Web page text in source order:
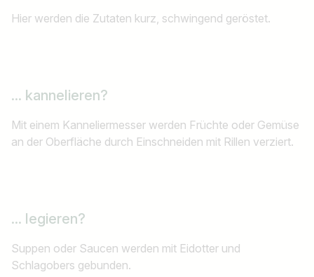
Hier werden die Zutaten kurz, schwingend geröstet.
... kannelieren?
Mit einem Kanneliermesser werden Früchte oder Gemüse
an der Oberfläche durch Einschneiden mit Rillen verziert.
... legieren?
Suppen oder Saucen werden mit Eidotter und
Schlagobers gebunden.